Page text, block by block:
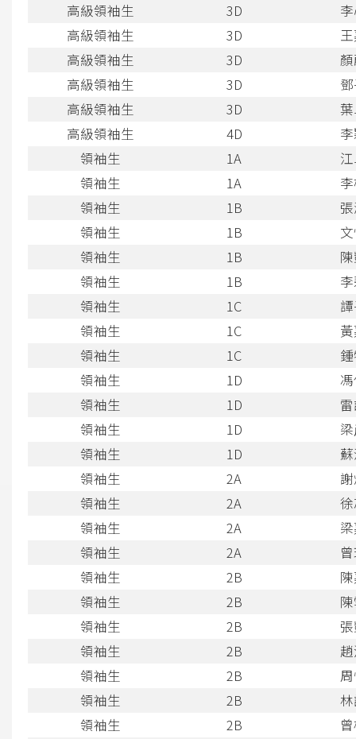
高級領袖生
3D
高級領袖生
3D
高級領袖生
3D
高級領袖生
3D
高級領袖生
3D
高級領袖生
4D
領袖生
1A
領袖生
1A
領袖生
1B
領袖生
1B
領袖生
1B
領袖生
1B
領袖生
1C
領袖生
1C
領袖生
1C
領袖生
1D
領袖生
1D
領袖生
1D
領袖生
1D
領袖生
2A
領袖生
2A
領袖生
2A
領袖生
2A
領袖生
2B
領袖生
2B
領袖生
2B
領袖生
2B
領袖生
2B
領袖生
2B
領袖生
2B